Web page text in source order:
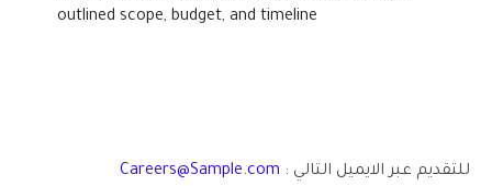
outlined scope, budget, and timeline
للتقديم عبر الايميل التالي : Careers@Sample.com